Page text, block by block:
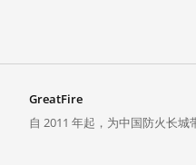
GreatFire
自 2011 年起，为中国防火长城